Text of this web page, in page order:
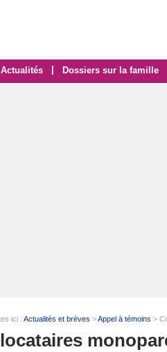
Actualités Dossiers sur la famille
ici : Actualités et brèves >Appel à témoins >